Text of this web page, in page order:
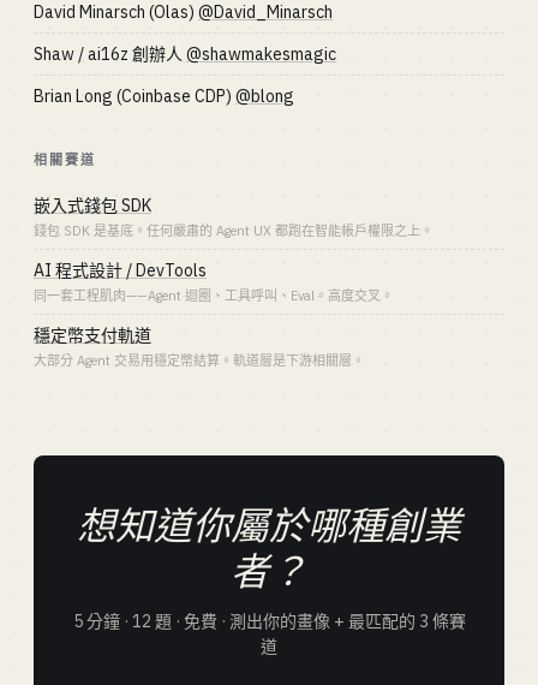
David Minarsch (Olas) @David_Minarsch
Shaw / ai16z 創辦人 @shawmakesmagic
Brian Long (Coinbase CDP) @blong
相關賽道
嵌入式錢包 SDK
錢包 SDK 是基底。任何嚴肅的 Agent UX 都跑在智能帳戶權限之上。
AI 程式設計 / DevTools
同一套工程肌肉——Agent 迴圈、工具呼叫、Eval。高度交叉。
穩定幣支付軌道
大部分 Agent 交易用穩定幣結算。軌道層是下游相關層。
想知道你屬於哪種創業
者？
5 分鐘 · 12 題 · 免費 · 測出你的畫像 + 最匹配的 3 條賽
道